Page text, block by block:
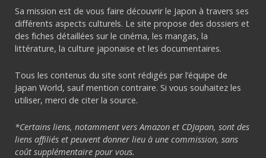
Sa mission est de vous faire découvrir le Japon à travers ses
différents aspects culturels. Le site propose des dossiers et
des fiches détaillées sur le cinéma, les mangas, la
littérature, la culture japonaise et les documentaires.
Tous les contenus du site sont rédigés par l’équipe de
Japan World, sauf mention contraire. Si vous souhaitez les
utiliser, merci de citer la source.
*Certains liens, notamment vers Amazon et CDJapan, sont des
liens affiliés et peuvent donner lieu à une commission, sans
coût supplémentaire pour vous.